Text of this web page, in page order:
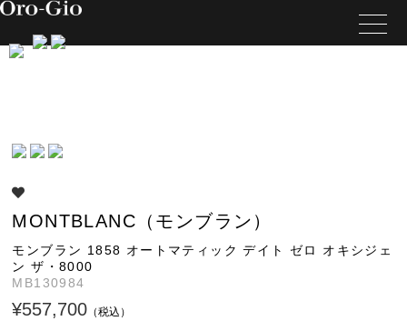
MONTBLANC（モンブラン）
モンブラン 1858 オートマティック デイト ゼロ オキシジェ
ン ザ・8000
MB130984
¥557,700 （税込）